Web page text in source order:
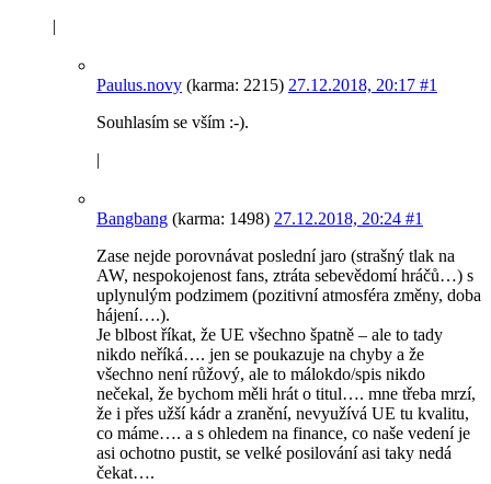
|
Paulus.novy (karma: 2215) 27.12.2018, 20:17 #1
Souhlasím se vším :-).
|
Bangbang (karma: 1498) 27.12.2018, 20:24 #1
Zase nejde porovnávat poslední jaro (strašný tlak na
AW, nespokojenost fans, ztráta sebevědomí hráčů…) s
uplynulým podzimem (pozitivní atmosféra změny, doba
hájení….).
Je blbost říkat, že UE všechno špatně – ale to tady
nikdo neříká…. jen se poukazuje na chyby a že
všechno není růžový, ale to málokdo/spis nikdo
nečekal, že bychom měli hrát o titul…. mne třeba mrzí,
že i přes užší kádr a zranění, nevyužívá UE tu kvalitu,
co máme…. a s ohledem na finance, co naše vedení je
asi ochotno pustit, se velké posilování asi taky nedá
čekat….